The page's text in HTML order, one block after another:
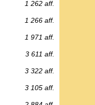
1 262 aff.
1 266 aff.
1 971 aff.
3 611 aff.
3 322 aff.
3 105 aff.